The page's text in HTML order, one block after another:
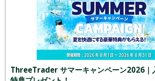
ThreeTrader サマーキャンペーン2026｜